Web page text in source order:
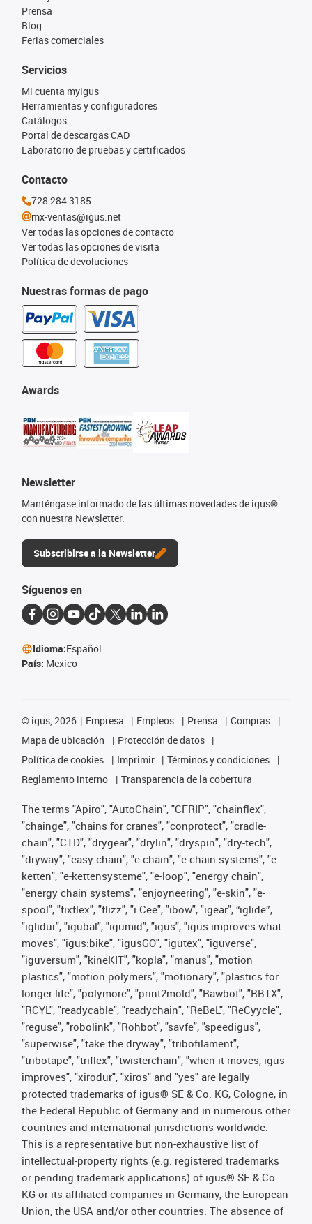
Prensa
Blog
Ferias comerciales
Nuestras formas de pago
Servicios
Mi cuenta myigus
Herramientas y configuradores
Catálogos
Portal de descargas CAD
Laboratorio de pruebas y certificados
Awards
Newsletter
Manténgase informado de las últimas novedades de igus®
con nuestra Newsletter.
Subscribirse a la Newsletter
Contacto
728 284 3185
mx-ventas@igus.net
Ver todas las opciones de contacto
Ver todas las opciones de visita
Política de devoluciones
Síguenos en
Idioma:Español
País: Mexico
© igus, 2026 Empresa Empleos Prensa
Compras
Mapa de ubicación
Protección de datos
Política de cookies
Imprimir
Términos y condiciones
Reglamento interno
Transparencia de la cobertura
The terms "Apiro", "AutoChain", "CFRIP", "chainflex",
"chainge", "chains for cranes", "conprotect", "cradle-
chain", "CTD", "drygear", "drylin", "dryspin", "dry-tech",
"dryway", "easy chain", "e-chain", "e-chain systems", "e-
ketten", "e-kettensysteme", "e-loop", "energy chain",
"energy chain systems", "enjoyneering", "e-skin", "e-
spool", "fixflex", "flizz", "i.Cee", "ibow", "igear", “iglide”,
"iglidur", "igubal", "igumid", "igus", "igus improves what
moves", "igus:bike", "igusGO", "igutex", "iguverse",
"iguversum", "kineKIT", "kopla", "manus", "motion
plastics", "motion polymers", "motionary", "plastics for
longer life", "polymore", "print2mold", "Rawbot", "RBTX",
"RCYL", "readycable", "readychain", "ReBeL", "ReCyycle",
"reguse", "robolink", "Rohbot", "savfe", "speedigus",
"superwise", "take the dryway", "tribofilament",
"tribotape", "triflex", "twisterchain", "when it moves, igus
improves", "xirodur", "xiros" and "yes" are legally
protected trademarks of igus® SE & Co. KG, Cologne, in
the Federal Republic of Germany and in numerous other
countries and international jurisdictions worldwide.
This is a representative but non-exhaustive list of
intellectual-property rights (e.g. registered trademarks
or pending trademark applications) of igus® SE & Co.
KG or its affiliated companies in Germany, the European
Union, the USA and/or other countries. The absence of